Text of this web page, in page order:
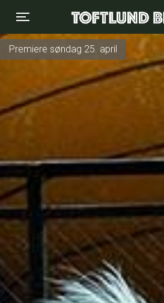
Toggle navigation
Toftlund Biograf
Premiere søndag 25. april